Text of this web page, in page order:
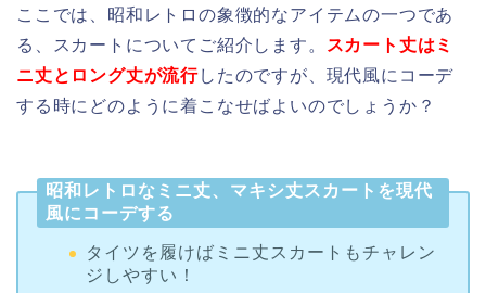
ここでは、昭和レトロの象徴的なアイテムの一つであ
る、スカートについてご紹介します。
スカート丈はミ
ニ丈とロング丈が流行したのですが、現代風にコーデ
する時にどのように着こなせばよいのでしょうか？
昭和レトロなミニ丈、マキシ丈スカートを現代
風にコーデする
タイツを履けばミニ丈スカートもチャレン
ジしやすい！